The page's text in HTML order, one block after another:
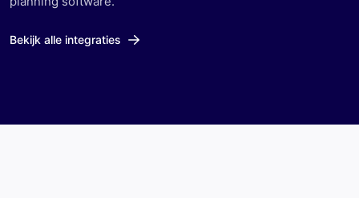
Bekijk alle integraties